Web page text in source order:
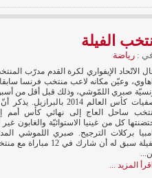
الفيلة
:رياضة
الاتّحاد الإيفواري لكرة القدم مدرّب
وعيّن مكانه لاعب منتخب فرنسا
صبري اللمّوشي، وذلك قبل أقل من
تصفيات كأس العالم 2014
ساحل العاج إلى نهائي كأس أمم
كل من غينيا الاستوائيّة والغابون
بركلات الترجيح. صبري اللموشي
الفيلة سبق له أن شارك
اقرأ المزيد ...